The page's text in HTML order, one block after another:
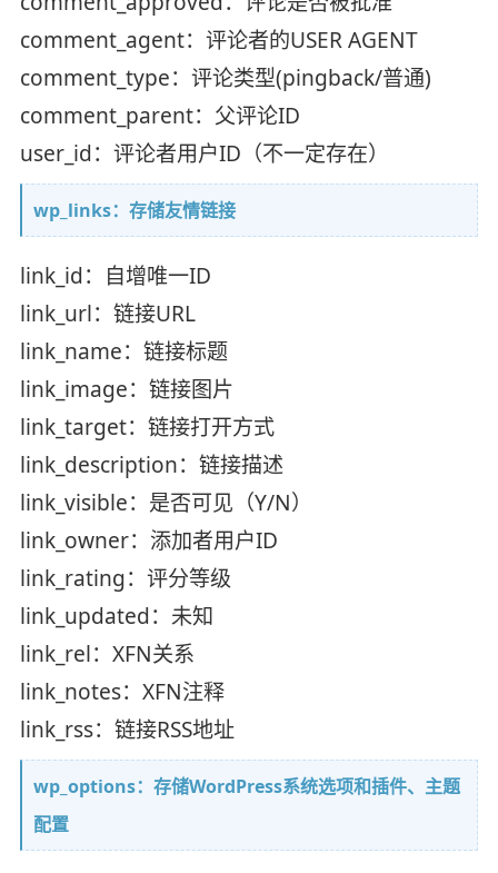
comment_agent：评论者的USER AGENT
comment_type：评论类型(pingback/普通)
comment_parent：父评论ID
user_id：评论者用户ID（不一定存在）
wp_links：存储友情链接
link_id：自增唯一ID
link_url：链接URL
link_name：链接标题
link_image：链接图片
link_target：链接打开方式
link_description：链接描述
link_visible：是否可见（Y/N）
link_owner：添加者用户ID
link_rating：评分等级
link_updated：未知
link_rel：XFN关系
link_notes：XFN注释
link_rss：链接RSS地址
wp_options：存储WordPress系统选项和插件、主题
配置